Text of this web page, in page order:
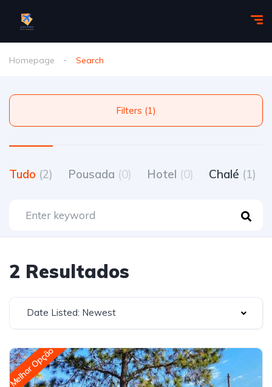
Homepage Search
Filters (1)
Tudo (2) Pousada (0) Hotel (0) Chalé (1)
2 Resultados
Date Listed: Newest
Melhor Opção